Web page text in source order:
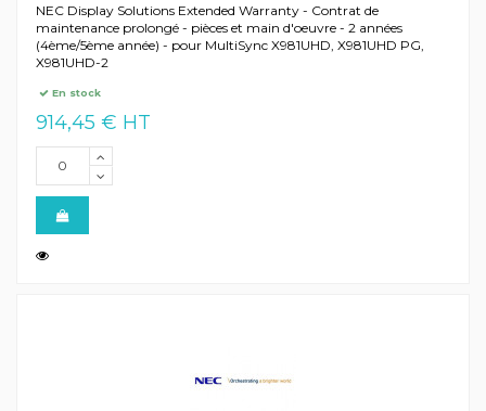
NEC Display Solutions Extended Warranty - Contrat de
maintenance prolongé - pièces et main d'oeuvre - 2 années
(4ème/5ème année) - pour MultiSync X981UHD, X981UHD PG,
X981UHD-2
En stock
914,45 € HT